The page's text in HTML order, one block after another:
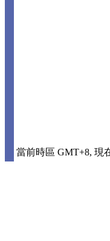
當前時區 GMT+8, 現